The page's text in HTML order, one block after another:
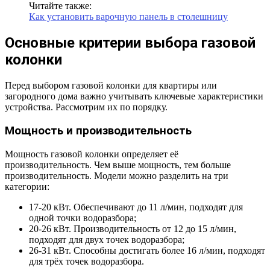
Читайте также:
Как установить варочную панель в столешницу
Основные критерии выбора газовой
колонки
Перед выбором газовой колонки для квартиры или
загородного дома важно учитывать ключевые характеристики
устройства. Рассмотрим их по порядку.
Мощность и производительность
Мощность газовой колонки определяет её
производительность. Чем выше мощность, тем больше
производительность. Модели можно разделить на три
категории:
17-20 кВт. Обеспечивают до 11 л/мин, подходят для
одной точки водоразбора;
20-26 кВт. Производительность от 12 до 15 л/мин,
подходят для двух точек водоразбора;
26-31 кВт. Способны достигать более 16 л/мин, подходят
для трёх точек водоразбора.